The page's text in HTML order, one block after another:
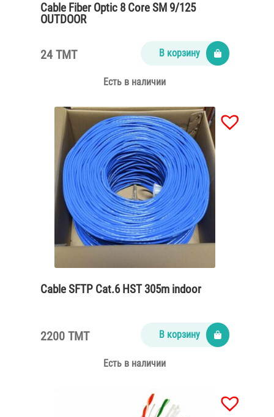
Cable Fiber Optic 8 Core SM 9/125
OUTDOOR
24 TMT В корзину
Есть в наличии
Cable SFTP Cat.6 HST 305m indoor
2200 TMT В корзину
Есть в наличии